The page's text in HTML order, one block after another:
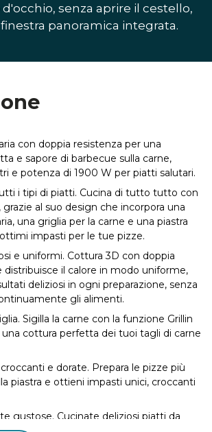
senza aprire il cestello,
panoramica integrata.
con doppia resistenza per una
e sapore di barbecue sulla carne,
e potenza di 1900 W per piatti salutari.
i tipi di piatti. Cucina di tutto tutto con
grazie al suo design che incorpora una
una griglia per la carne e una piastra
impasti per le tue pizze.
e uniformi. Cottura 3D con doppia
distribuisce il calore in modo uniforme,
deliziosi in ogni preparazione, senza
gli alimenti.
Sigilla la carne con la funzione Grillin
cottura perfetta dei tuoi tagli di carne
e dorate. Prepara le pizze più
piastra e ottieni impasti unici, croccanti
gustose. Cucinate deliziosi piatti da